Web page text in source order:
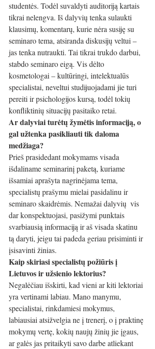
studentės. Todėl suvaldyti auditoriją kartais
tikrai nelengva. Iš dalyvių tenka sulaukti
klausimų, komentarų, kurie nėra susiję su
seminaro tema, atsiranda diskusijų veltui –
jas tenka nutraukti. Tai tikrai trukdo darbui,
stabdo seminaro eigą. Vis dėlto
kosmetologai – kultūringi, intelektualūs
specialistai, neveltui studijuojadami jie turi
pereiti ir psichologijos kursą, todėl tokių
konfliktinių situacijų pasitaiko retai.
Ar dalyviai turėtų žymėtis informaciją, o
gal užtenka pasikliauti tik daloma
medžiaga?
Prieš prasidedant mokymams visada
išdaliname seminarinį paketą, kuriame
išsamiai aprašyta nagrinėjama tema,
specialistų prašymu mielai pasidalinu ir
seminaro skaidrėmis. Nemažai dalyvių  vis
dar konspektuojasi, pasižymi punktais
svarbiausią informaciją ir aš visada skatinu
tą daryti, jeigu tai padeda geriau prisiminti ir
įsisavinti žinias.
Kaip skiriasi specialistų požiūris į
Lietuvos ir užsienio lektorius?
Negalėčiau išskirti, kad vieni ar kiti lektoriai
yra vertinami labiau. Mano manymu,
specialistai, rinkdamiesi mokymus,
labiausiai atsižvelgia ne į trenerį, o į praktinę
mokymų vertę, kokių naujų žinių jie įgaus,
ar galės jas pritaikyti savo darbe atliekant